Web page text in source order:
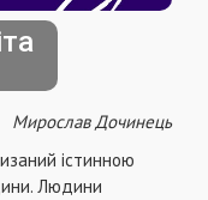
Мирослав Дочинець
істинною
Людини